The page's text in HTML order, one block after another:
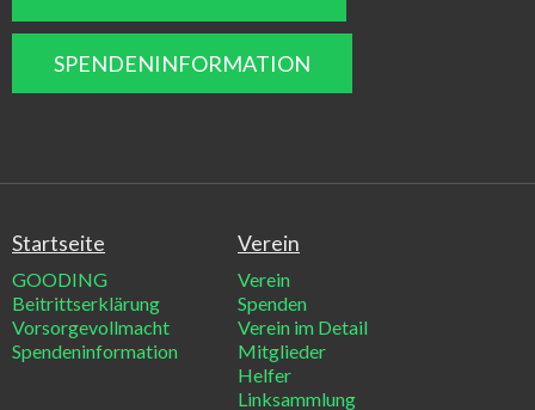
SPENDENINFORMATION
Startseite
GOODING
Beitrittserklärung
Vorsorgevollmacht
Spendeninformation
Verein
Verein
Spenden
Verein im Detail
Mitglieder
Helfer
Linksammlung